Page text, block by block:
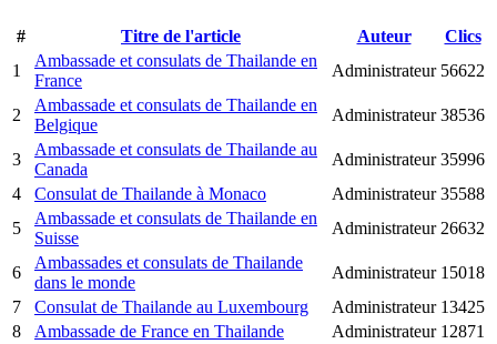
# Titre de l'article Auteur
Clics
1
Ambassade et consulats de Thailande en
France
Administrateur 56622
2
Ambassade et consulats de Thailande en
Belgique
Administrateur 38536
3
Ambassade et consulats de Thailande au
Canada
Administrateur 35996
4
Consulat de Thailande à Monaco Administrateur 35588
5
Ambassade et consulats de Thailande en
Suisse
Administrateur 26632
6
Ambassades et consulats de Thailande
dans le monde
Administrateur 15018
7
Consulat de Thailande au Luxembourg Administrateur 13425
8
Ambassade de France en Thailande Administrateur 12871